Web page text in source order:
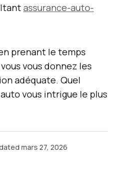
assurance-auto-
prenant le temps
vous donnez les
adéquate. Quel
vous intrigue le plus
mars 27, 2026